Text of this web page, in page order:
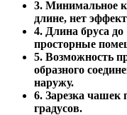
3. Минимальное
длине, нет
4. Длина бруса до
просторные
5. Возможность
образного
наружу.
6. Зарезка чашек
градусов.